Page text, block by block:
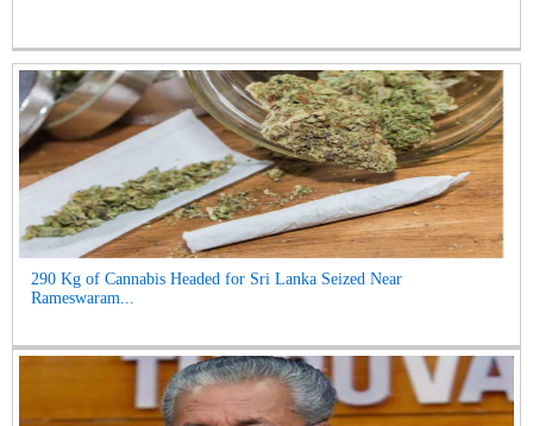
290 Kg of Cannabis Headed for Sri Lanka Seized Near
Rameswaram...